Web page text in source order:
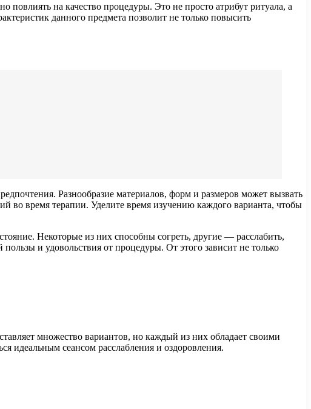
на качество процедуры. Это не просто атрибут ритуала, а
данного предмета позволит не только повысить
Разнообразие материалов, форм и размеров может вызвать
во время терапии. Уделите время изучению каждого варианта, чтобы
Некоторые из них способны согреть, другие — расслабить,
и удовольствия от процедуры. От этого зависит не только
множество вариантов, но каждый из них обладает своими
идеальным сеансом расслабления и оздоровления.